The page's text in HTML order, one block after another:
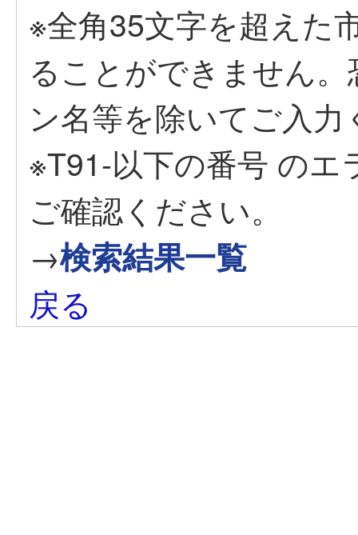
※全角35文字を超えた
ることができません
ン名等を除いてご入
※T91-以下の番号 の
ご確認ください。
→検索結果一覧
戻る